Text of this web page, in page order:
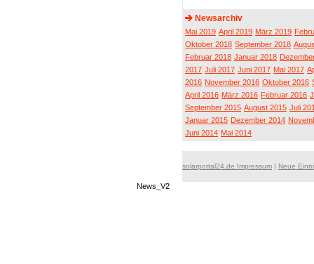
Newsarchiv
Mai 2019 April 2019 März 2019
Oktober 2018 September 2018
Februar 2018 Januar 2018
2017 Juli 2017 Juni 2017 Mai 2017
2016 November 2016 Oktober 2016
April 2016 März 2016 Februar 2016
September 2015 August 2015 Juli
Januar 2015 Dezember 2014
Juni 2014 Mai 2014
solarportal24.de Impressum | Neue
News_V2